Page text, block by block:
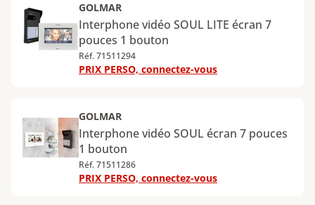
GOLMAR
Interphone vidéo SOUL LITE écran 7
pouces 1 bouton
Réf. 71511294
PRIX PERSO, connectez-vous
GOLMAR
Interphone vidéo SOUL écran 7 pouces
1 bouton
Réf. 71511286
PRIX PERSO, connectez-vous